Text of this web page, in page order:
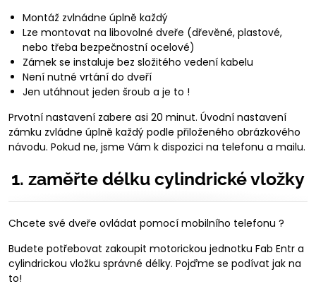
Montáž zvlnádne úplně každý
Lze montovat na libovolné dveře (dřevěné, plastové,
nebo třeba bezpečnostní ocelové)
Zámek se instaluje bez složitého vedení kabelu
Není nutné vrtání do dveří
Jen utáhnout jeden šroub a je to !
Prvotní nastavení zabere asi 20 minut. Úvodní nastavení
zámku zvládne úplně každý podle přiloženého obrázkového
návodu. Pokud ne, jsme Vám k dispozici na telefonu a mailu.
1. zaměřte délku cylindrické vložky
Chcete své dveře ovládat pomocí mobilního telefonu ?
Budete potřebovat zakoupit motorickou jednotku Fab Entr a
cylindrickou vložku správné délky. Pojďme se podívat jak na
to!